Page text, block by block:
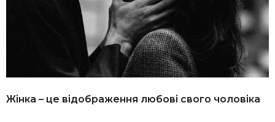
Жінка – це відображення любові свого чоловіка